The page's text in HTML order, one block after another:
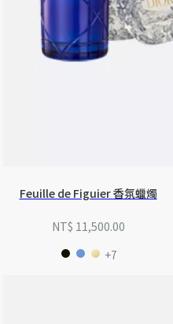
Feuille de Figuier 香氛蠟燭
NT$ 11,500.00
+7